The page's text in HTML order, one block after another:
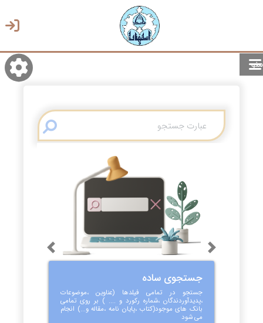
منو
انتخاب زبان
جستجوی ساده
جستجو در تمامی فیلدها (عناوین ،موضوعات
،پدیدآوردندگان ،شماره رکورد و .... ) بر روی تمامی
بانک های موجود(کتاب ،پایان نامه ،مقاله و...) انجام
می شود
Previous Next